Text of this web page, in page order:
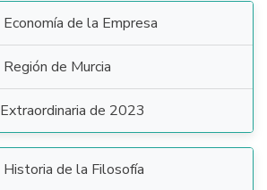
Economía de la Empresa
Región de Murcia
Extraordinaria de 2023
Historia de la Filosofía